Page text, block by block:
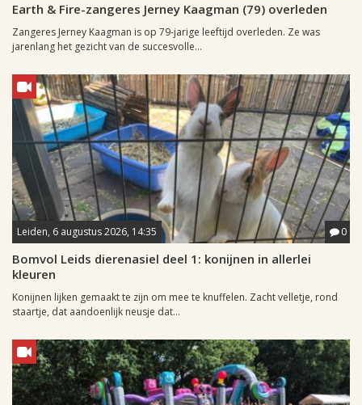
Earth & Fire-zangeres Jerney Kaagman (79) overleden
Zangeres Jerney Kaagman is op 79-jarige leeftijd overleden. Ze was
jarenlang het gezicht van de succesvolle...
Leiden, 6 augustus 2026, 14:35 0
Bomvol Leids dierenasiel deel 1: konijnen in allerlei
kleuren
Konijnen lijken gemaakt te zijn om mee te knuffelen. Zacht velletje, rond
staartje, dat aandoenlijk neusje dat...